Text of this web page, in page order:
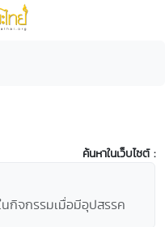
ค้นหาในเว็บไซต์ :
นกิจกรรมเมื่อมีอุปสรรค